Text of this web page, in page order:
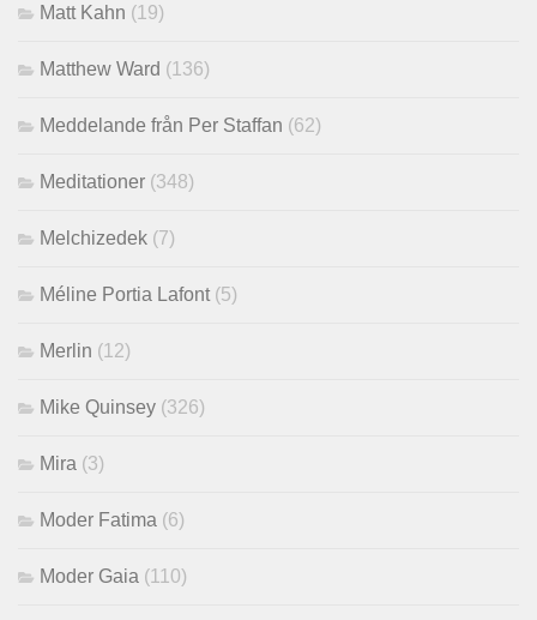
Matt Kahn (19)
Matthew Ward (136)
Meddelande från Per Staffan (62)
Meditationer (348)
Melchizedek (7)
Méline Portia Lafont (5)
Merlin (12)
Mike Quinsey (326)
Mira (3)
Moder Fatima (6)
Moder Gaia (110)